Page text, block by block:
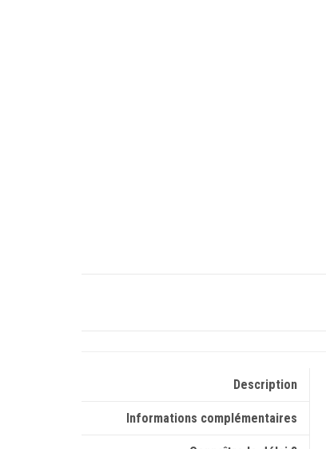
Description
Informations complémentaires